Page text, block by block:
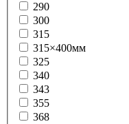
290
300
315
315×400мм
325
340
343
355
368